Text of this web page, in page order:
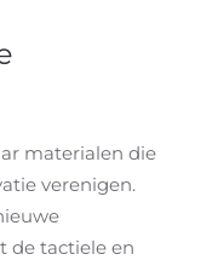
materialen die
verenigen.
de tactiele en